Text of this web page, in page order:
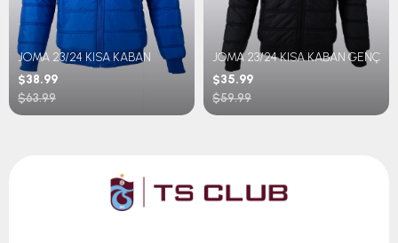
JOMA 23/24 KISA KABAN
$38.99
$63.99
JOMA 23/24 KISA KABAN GENÇ
$35.99
$59.99